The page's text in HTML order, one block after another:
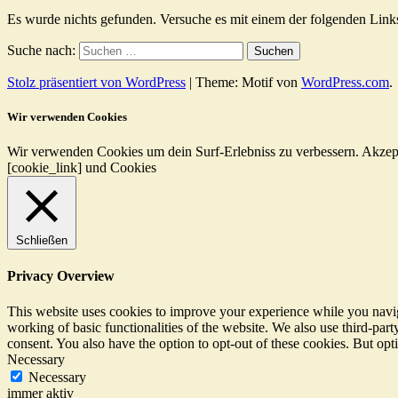
Es wurde nichts gefunden. Versuche es mit einem der folgenden
Suche nach:
Stolz präsentiert von WordPress | Theme: Motif von WordPress.com.
Wir verwenden Cookies
Wir verwenden Cookies um dein Surf-Erlebniss zu verbessern.
[cookie_link] und Cookies
Schließen
Privacy Overview
This website uses cookies to improve your experience while you
working of basic functionalities of the website. We also use third-
consent. You also have the option to opt-out of these cookies. But
Necessary
Necessary
immer aktiv